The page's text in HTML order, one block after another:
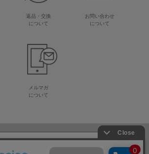
返品・交換
について
お問い合わせ
について
メルマガ
について
生地・毛糸・手芸材料の専門店